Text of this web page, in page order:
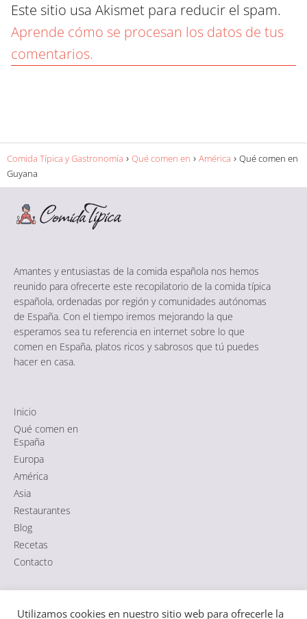
Este sitio usa Akismet para reducir el spam.
Aprende cómo se procesan los datos de tus
comentarios.
Comida Típica y Gastronomía Qué comen en América
Qué comen en
Guyana
Amantes y entusiastas de la comida española nos hemos
reunido para ofrecerte este recopilatorio de la comida típica
española, ordenadas por región y comunidades autónomas
de España. Con el tiempo iremos mejorando la que
esperamos sea tu referencia en internet sobre lo que
comen en España, platos ricos y sabrosos que tú puedes
hacer en casa.
Inicio
Qué comen en
España
Europa
América
Asia
Restaurantes
Blog
Recetas
Contacto
Utilizamos cookies en nuestro sitio web para ofrecerle la